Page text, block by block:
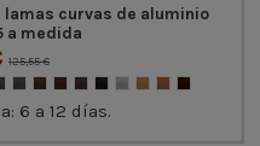
curvas de aluminio
a medida
125,55 €
6 a 12 días.